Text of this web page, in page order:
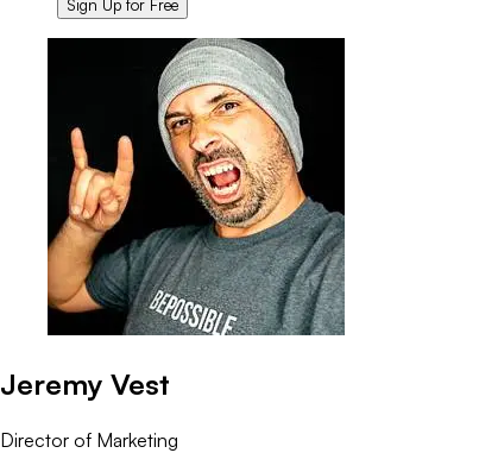
Sign Up for Free
Jeremy Vest
Director of Marketing